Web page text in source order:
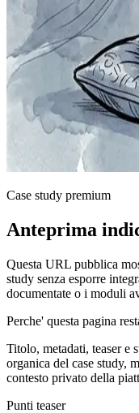
Case study premium
Anteprima
Questa URL pubblica
study senza esporre
documentate o i moduli
Perche' questa pagina
Titolo, metadati, teaser e
organica del case study,
contesto privato della
Punti teaser